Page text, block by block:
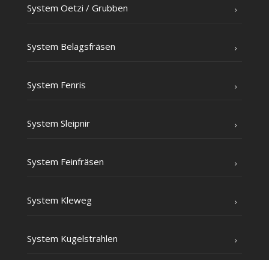
Sys­tem Oet­zi /​ Grub­ben
Sys­tem Belagsfräsen
Sys­tem Fenris
Sys­tem Sleipnir
Sys­tem Feinfräsen
Sys­tem Kleweg
Sys­tem Kugelstrahlen